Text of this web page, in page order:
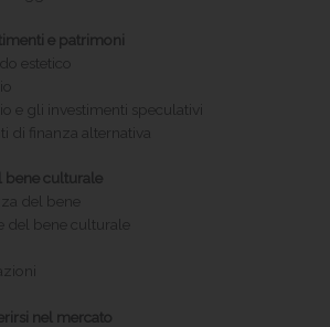
e patrimoni
estetico
e gli investimenti speculativi
di finanza alternativa
bene culturale
del bene
del bene culturale
nel mercato